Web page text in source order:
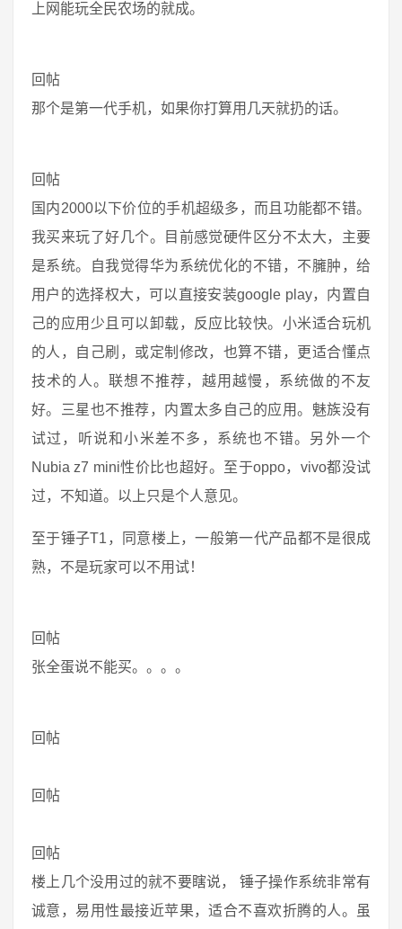
上网能玩全民农场的就成。
回帖
那个是第一代手机，如果你打算用几天就扔的话。
回帖
国内2000以下价位的手机超级多，而且功能都不错。
我买来玩了好几个。目前感觉硬件区分不太大，主要
是系统。自我觉得华为系统优化的不错，不臃肿，给
用户的选择权大，可以直接安装google play，内置自
己的应用少且可以卸载，反应比较快。小米适合玩机
的人，自己刷，或定制修改，也算不错，更适合懂点
技术的人。联想不推荐，越用越慢，系统做的不友
好。三星也不推荐，内置太多自己的应用。魅族没有
试过，听说和小米差不多，系统也不错。另外一个
Nubia z7 mini性价比也超好。至于oppo，vivo都没试
过，不知道。以上只是个人意见。
至于锤子T1，同意楼上，一般第一代产品都不是很成
熟，不是玩家可以不用试！
回帖
张全蛋说不能买。。。。
回帖
回帖
回帖
楼上几个没用过的就不要瞎说， 锤子操作系统非常有
诚意，易用性最接近苹果，适合不喜欢折腾的人。虽